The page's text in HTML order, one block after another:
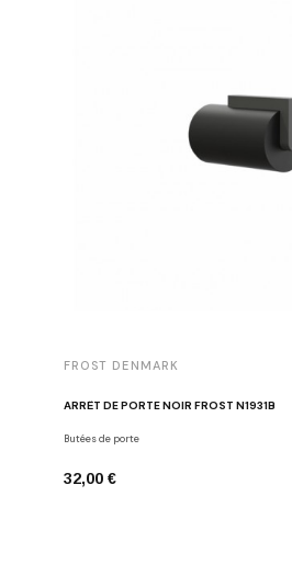
FROST DENMARK
ARRÊT DE PORTE NOIR FROST N1931B
Butées de porte
32,00 €